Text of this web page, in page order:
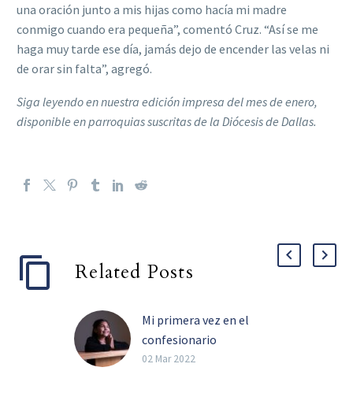
una oración junto a mis hijas como hacía mi madre
conmigo cuando era pequeña”, comentó Cruz. “Así se me
haga muy tarde ese día, jamás dejo de encender las velas ni
de orar sin falta”, agregó.
Siga leyendo en nuestra edición impresa del mes de enero,
disponible en parroquias suscritas de la Diócesis de Dallas.
Related Posts
Mi primera vez en el
confesionario
Catequesis y ejemplo
02 Mar 2022